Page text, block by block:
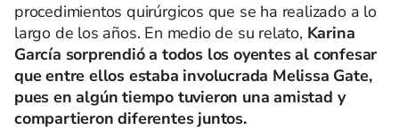
procedimientos quirúrgicos que se ha realizado a lo
largo de los años. En medio de su relato, Karina
García sorprendió a todos los oyentes al confesar
que entre ellos estaba involucrada Melissa Gate,
pues en algún tiempo tuvieron una amistad y
compartieron diferentes juntos.